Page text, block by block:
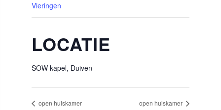
Vieringen
LOCATIE
SOW kapel, Duiven
open huiskamer open huiskamer